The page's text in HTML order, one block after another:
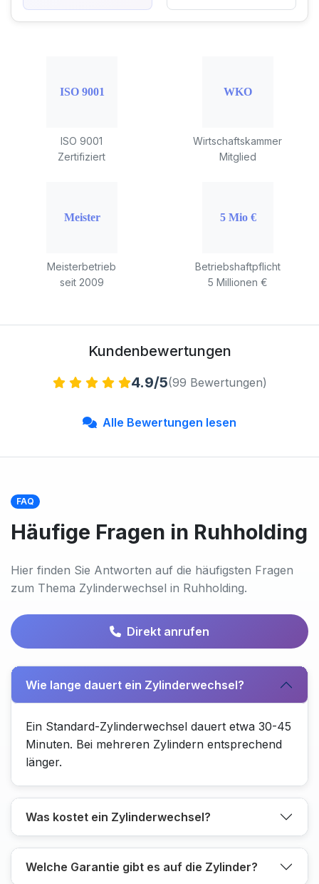
ISO 9001
Zertifiziert
Wirtschaftskammer
Mitglied
Meisterbetrieb
seit 2009
Betriebshaftpflicht
5 Millionen €
Kundenbewertungen
4.9/5(99 Bewertungen)
Alle Bewertungen lesen
FAQ
Häufige Fragen in Ruhholding
Hier finden Sie Antworten auf die häufigsten Fragen
zum Thema Zylinderwechsel in Ruhholding.
Direkt anrufen
Wie lange dauert ein Zylinderwechsel?
Ein Standard-Zylinderwechsel dauert etwa 30-45
Minuten. Bei mehreren Zylindern entsprechend
länger.
Was kostet ein Zylinderwechsel?
Welche Garantie gibt es auf die Zylinder?